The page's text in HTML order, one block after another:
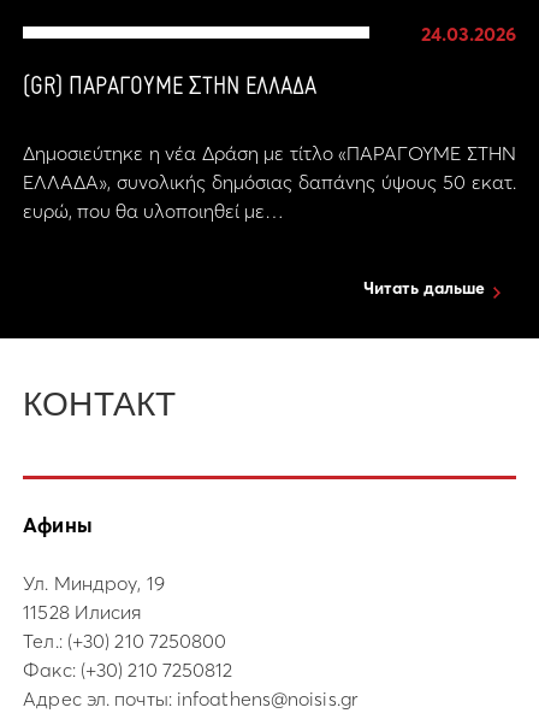
24.03.2026
(GR) ΠΑΡΑΓΟΥΜΕ ΣΤΗΝ ΕΛΛΑΔΑ
Δημοσιεύτηκε η νέα Δράση με τίτλο «ΠΑΡΑΓΟΥΜΕ ΣΤΗΝ
ΕΛΛΑΔΑ», συνολικής δημόσιας δαπάνης ύψους 50 εκατ.
ευρώ, που θα υλοποιηθεί με…
Читать дальше
КОНТАКТ
Афины
Ул. Миндроу, 19
11528 Илисия
Тел.: (+30) 210 7250800
Факс: (+30) 210 7250812
Адрес эл. почты: infoathens@noisis.gr